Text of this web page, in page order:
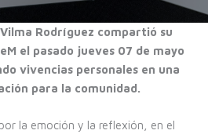
Rodríguez compartió su
el pasado jueves 07 de mayo
vivencias personales en una
para la comunidad.
la emoción y la reflexión, en el